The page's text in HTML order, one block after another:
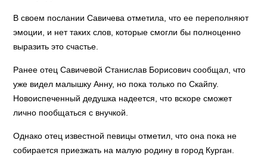
В своем послании Савичева отметила, что ее переполняют
эмоции, и нет таких слов, которые смогли бы полноценно
выразить это счастье.
Ранее отец Савичевой Станислав Борисович сообщал, что
уже видел малышку Анну, но пока только по Скайпу.
Новоиспеченный дедушка надеется, что вскоре сможет
лично пообщаться с внучкой.
Однако отец известной певицы отметил, что она пока не
собирается приезжать на малую родину в город Курган.